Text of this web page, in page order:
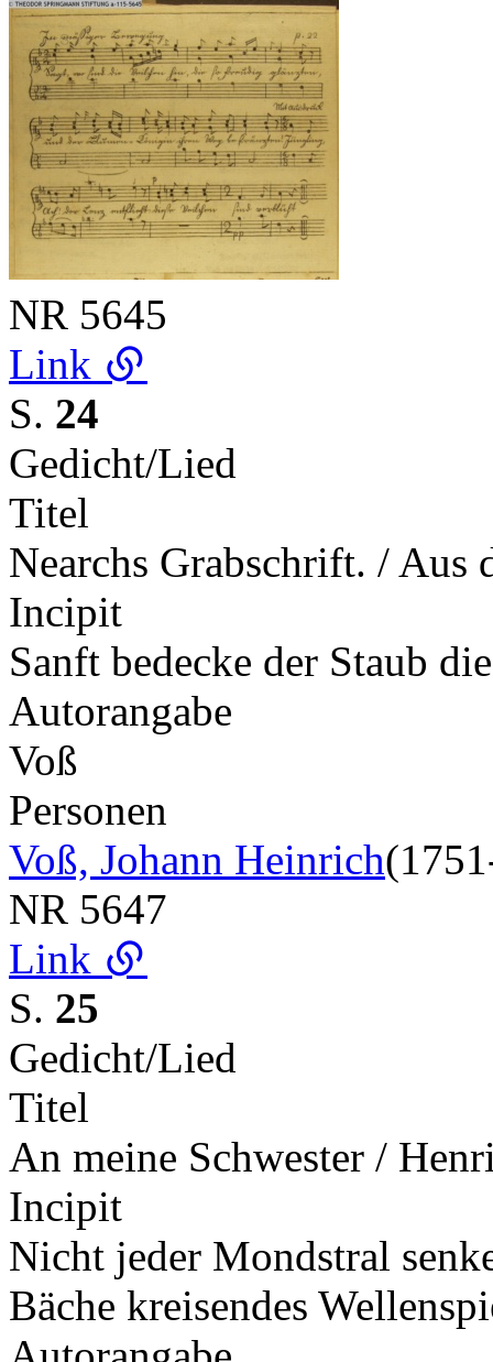
NR 5645
Link
S. 24
Gedicht/Lied
Titel
Nearchs Grabschrift. / Aus
Incipit
Sanft bedecke der Staub
Autorangabe
Voß
Personen
Voß, Johann Heinrich
NR 5647
Link
S. 25
Gedicht/Lied
Titel
An meine Schwester /
Incipit
Nicht jeder Mondstral
Bäche kreisendes